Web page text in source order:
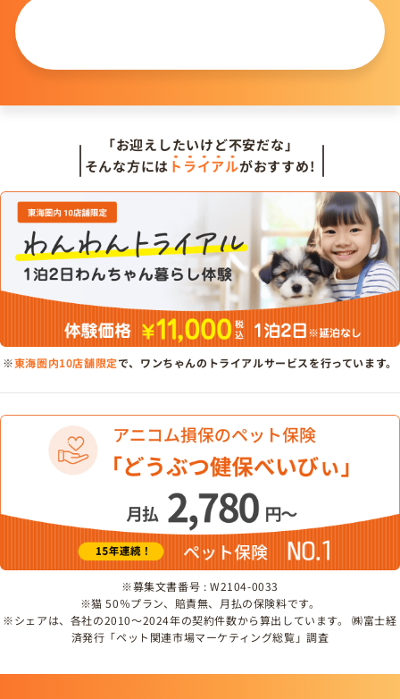
「お迎えしたいけど不安だな」
そんな方には トライアルがおすすめ!
※東海圏内10店舗限定で、ワンちゃんのトライアルサービスを行っています。
※募集文書番号 : W2104-0033
※猫 50％プラン、賠責無、月払の保険料です。
※シェアは、各社の2010～2024年の契約件数から算出しています。 ㈱富士経
済発行「ペット関連市場マーケティング総覧」調査